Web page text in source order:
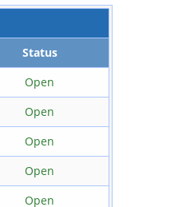
Status
Open
Open
Open
Open
Open